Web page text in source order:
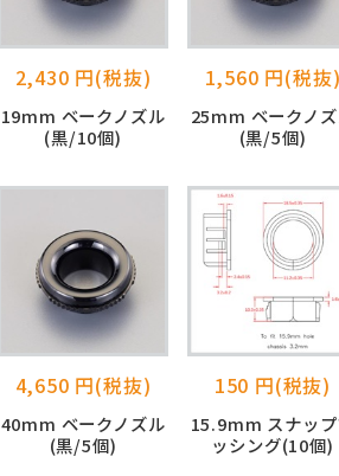
2,430 円(税抜)
19mm ベークノズル
(黒/10個)
1,560 円(税抜
25mm ベークノ
(黒/5個)
4,650 円(税抜)
40mm ベークノズル
(黒/5個)
150 円(税抜)
15.9mm スナッ
ッシング(10個)